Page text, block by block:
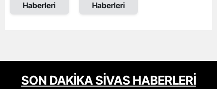
Haberleri
Haberleri
SON DAKİKA SİVAS HABERLERİ